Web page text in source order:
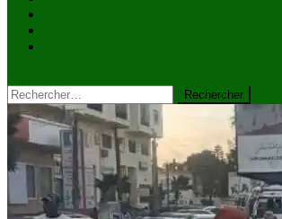
Rechercher :